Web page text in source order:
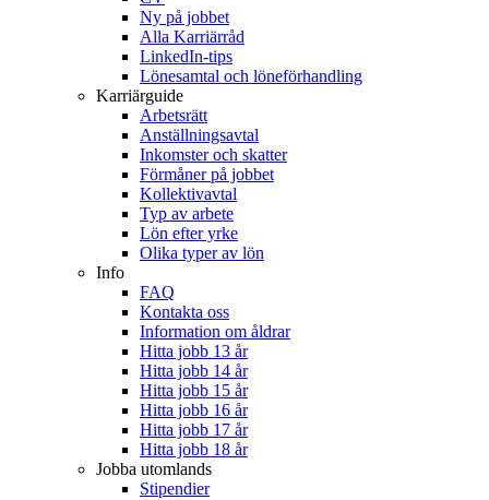
Ny på jobbet
Alla Karriärråd
LinkedIn-tips
Lönesamtal och löneförhandling
Karriärguide
Arbetsrätt
Anställningsavtal
Inkomster och skatter
Förmåner på jobbet
Kollektivavtal
Typ av arbete
Lön efter yrke
Olika typer av lön
Info
FAQ
Kontakta oss
Information om åldrar
Hitta jobb 13 år
Hitta jobb 14 år
Hitta jobb 15 år
Hitta jobb 16 år
Hitta jobb 17 år
Hitta jobb 18 år
Jobba utomlands
Stipendier